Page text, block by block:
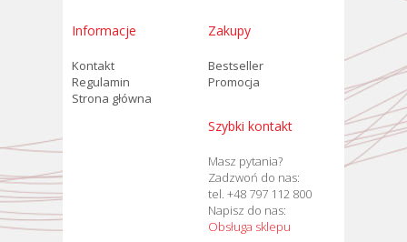
Informacje
Kontakt
Regulamin
Strona główna
Zakupy
Bestseller
Promocja
Szybki kontakt
Masz pytania?
Zadzwoń do nas:
tel. +48 797 112 800
Napisz do nas:
Obsługa sklepu